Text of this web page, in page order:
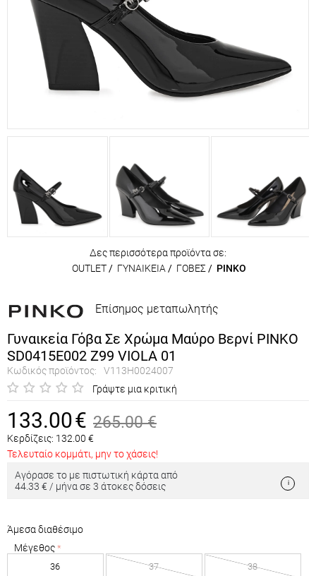
Δες περισσότερα προϊόντα σε:
OUTLET / ΓΥΝΑΙΚΕΙΑ / ΓΟΒΕΣ / PINKO
Επίσημος μεταπωλητής
Γυναικεία Γόβα Σε Χρώμα Μαύρο Βερνί PINKO
SD0415E002 Z99 VIOLA 01
Κωδικός προϊόντος:
V113H0024007
Γράψτε μια κριτική
133.00€ 265.00 €
Κερδίζεις: 132.00 €
Τελευταίο κομμάτι, μην το χάσεις!
Αγόρασε το με πιστωτική κάρτα από
44.33 € / μήνα σε 3 άτοκες δόσεις
Άμεσα διαθέσιμο
Μέγεθος
36 37 38